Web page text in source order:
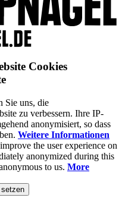
Cookies
Sie uns, die
zu verbessern. Ihre IP-
anonymisiert, so dass
Weitere Informationen
the user experience on
anonymized during this
to us. More